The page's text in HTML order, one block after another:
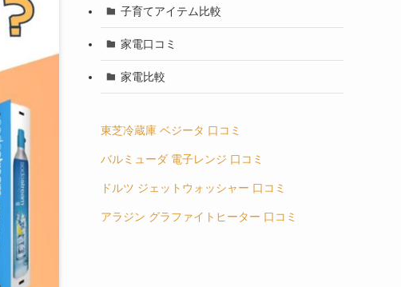
子育てアイテム比較
家電口コミ
家電比較
東芝冷蔵庫 ベジータ 口コミ
バルミューダ 電子レンジ 口コミ
ドルツ ジェットウォッシャー 口コミ
アラジン グラファイトヒーター 口コミ